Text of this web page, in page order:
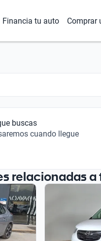
Financia tu auto Comprar
buscas
cuando llegue
relacionadas a